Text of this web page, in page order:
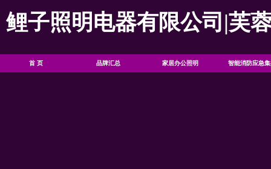
鲤子照明电器有限公司|芙
首 页 品牌汇总 家居办公照明 智能消防应急